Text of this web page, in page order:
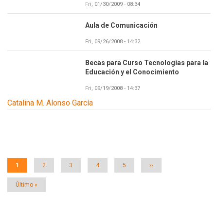
Fri, 01/30/2009 - 08:34
Aula de Comunicación
Fri, 09/26/2008 - 14:32
Becas para Curso Tecnologías para la
Educación y el Conocimiento
Fri, 09/19/2008 - 14:37
Catalina M. Alonso García
Página
actual
1 Página
2 Página
3 Página
4 Página
5
Siguiente
página
››
Última
página
Último »